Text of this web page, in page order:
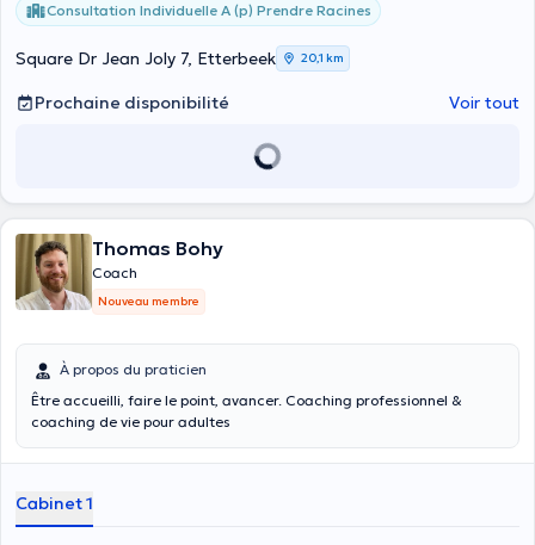
Consultation Individuelle A (p) Prendre Racines
Square Dr Jean Joly 7, Etterbeek 20,1 km
Prochaine disponibilité Voir tout
Thomas Bohy
Coach
Nouveau membre
À propos du praticien
Être accueilli, faire le point, avancer. Coaching professionnel &
coaching de vie pour adultes
Cabinet 1